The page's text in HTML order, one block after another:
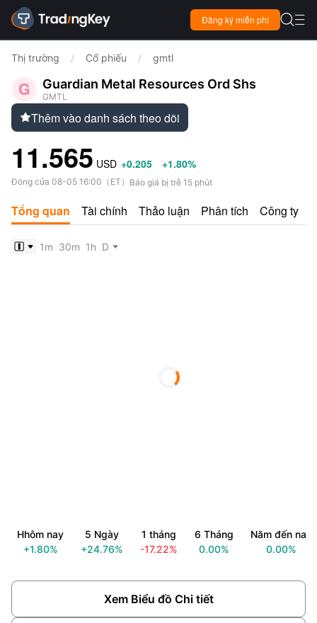
Đăng ký miễn phí  
Thị trường / Cổ phiếu / gmtl
Guardian Metal Resources Ord Shs
GMTL
Thêm vào danh sách theo dõi
11.565 USD +0.205 +1.80%
Đóng cửa 08-05 16:00 （ ET ） Báo giá bị trễ 15 phút
Tổng quan Tài chính Thảo luận Phân tích Công ty
Xem Biểu đồ Chi tiết
1m 30m 1h D
Hhôm nay
+1.80%
5 Ngày
+24.76%
1 tháng
-17.22%
6 Tháng
0.00%
Năm đến nay
0.00%